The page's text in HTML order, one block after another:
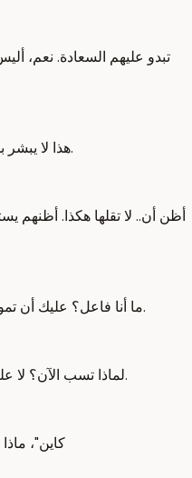
تبدو عليهم السعادة. نعم،
هذا لا يبشر بخير! فسّر لأبيك "بابل" لِمَ لا يبشر بخير.
أظن أن.. لا تقلها هكذا. أظنهم
ما أنا فاعل؟ عليك أن تموت. عليك أن تقيم حفلة شاطئية لعينة.
لماذا تسب الآن؟ لا عليك. لنذهب إلى الفاصل. وقت الفاصل.
"كاين"،